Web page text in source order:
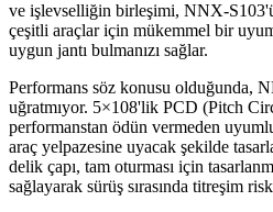
ve işlevselliğin birleşimi, NNX-
çeşitli araçlar için mükemmel bir
uygun jantı bulmanızı sağlar.
Performans söz konusu olduğunda,
uğratmıyor. 5×108'lik PCD (Pitch
performanstan ödün vermeden
araç yelpazesine uyacak şekilde
delik çapı, tam oturması için
sağlayarak sürüş sırasında titreşim